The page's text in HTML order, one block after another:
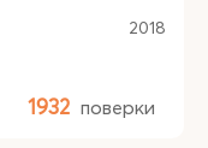
2018
1932 поверки